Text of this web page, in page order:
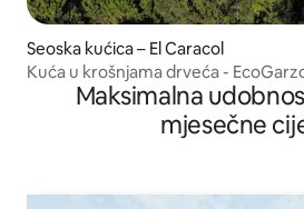
Seoska kućica – El Caracol
Kuća u krošnjama drveća -
Maksimalna
mjesečne